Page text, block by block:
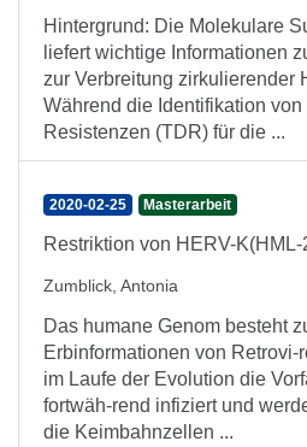
Hintergrund: Die Molekulare
liefert wichtige Informationen
zur Verbreitung zirkulierender
Während die Identifikation von
Resistenzen (TDR) für die ...
2020-02-25 Masterarbeit
Restriktion von HERV-
Zumblick, Antonia
Das humane Genom besteht
Erbinformationen von Retrovi-
im Laufe der Evolution die
fortwäh-rend infiziert und
die Keimbahnzellen ...